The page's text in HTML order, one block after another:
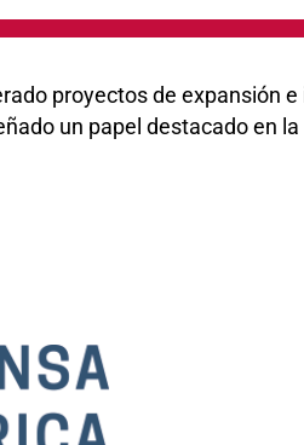
proyectos de expansión
un papel destacado en